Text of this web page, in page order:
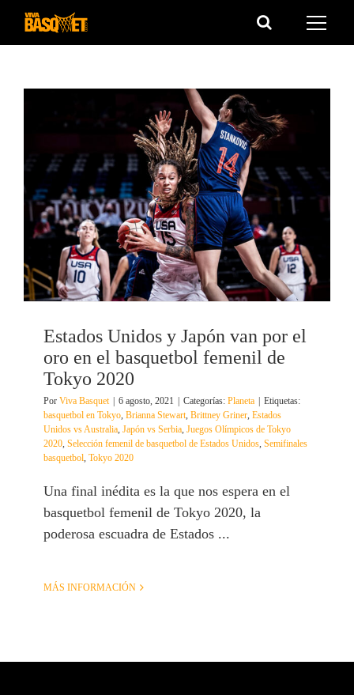
Saltar
Estados Unidos y Japón van por el
oro en el basquetbol femenil de
Tokyo 2020
Por Viva Basquet 6 agosto, 2021 Categorías: Planeta
Etiquetas:
basquetbol en Tokyo, Brianna Stewart, Brittney Griner, Estados
Unidos vs Australia, Japón vs Serbia, Juegos Olímpicos de Tokyo
2020, Selección femenil de basquetbol de Estados Unidos, Semifinales
basquetbol, Tokyo 2020
Una final inédita es la que nos espera en el
basquetbol femenil de Tokyo 2020, la
poderosa escuadra de Estados ...
MÁS INFORMACIÓN